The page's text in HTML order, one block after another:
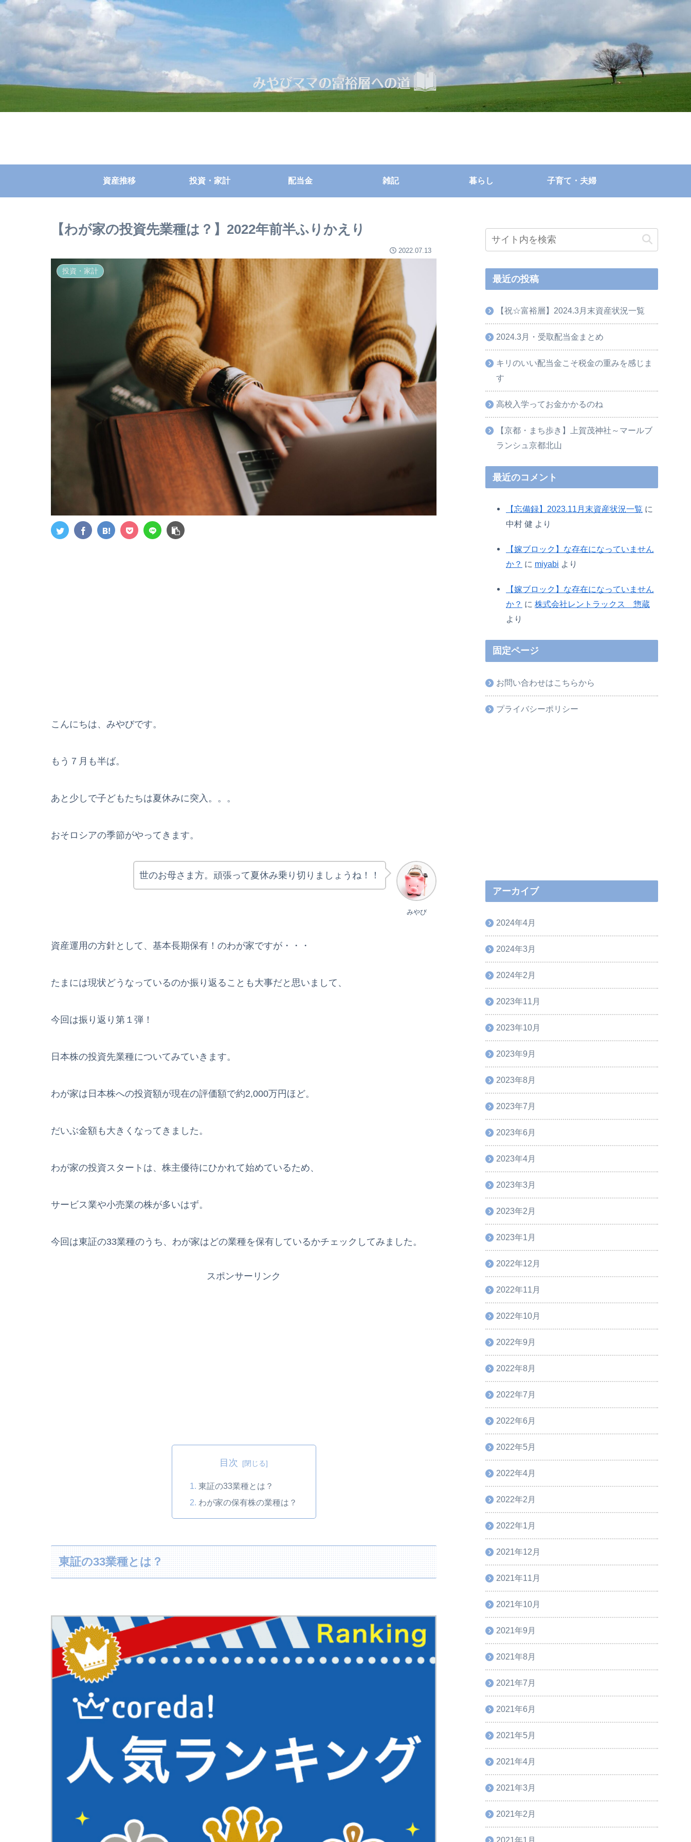
資産推移 投資・家計 配当金 雑記 暮らし 子育て・夫婦
【わが家の投資先業種は？】2022年前半ふりかえり
2022.07.13
投資・家計
こんにちは、みやびです。
もう７月も半ば。
あと少しで子どもたちは夏休みに突入。。。
おそロシアの季節がやってきます。
みやび
世のお母さま方。頑張って夏休み乗り切りましょうね！！
資産運用の方針として、基本長期保有！のわが家ですが・・・
たまには現状どうなっているのか振り返ることも大事だと思いまして、
今回は振り返り第１弾！
日本株の投資先業種についてみていきます。
わが家は日本株への投資額が現在の評価額で約2,000万円ほど。
だいぶ金額も大きくなってきました。
わが家の投資スタートは、株主優待にひかれて始めているため、
サービス業や小売業の株が多いはず。
今回は東証の33業種のうち、わが家はどの業種を保有しているかチェックしてみました。
スポンサーリンク
目次
東証の33業種とは？
わが家の保有株の業種は？
東証の33業種とは？
最近の投稿
【祝☆富裕層】2024.3月末資産状況一覧
2024.3月・受取配当金まとめ
キリのいい配当金こそ税金の重みを感じま
す
高校入学ってお金かかるのね
【京都・まち歩き】上賀茂神社～マールブ
ランシュ京都北山
最近のコメント
【忘備録】2023.11月末資産状況一覧 に
中村 健 より
【嫁ブロック】な存在になっていません
か？ に miyabi より
【嫁ブロック】な存在になっていません
か？ に 株式会社レントラックス 惣蔵
より
固定ページ
お問い合わせはこちらから
プライバシーポリシー
アーカイブ
2024年4月
2024年3月
2024年2月
2023年11月
2023年10月
2023年9月
2023年8月
2023年7月
2023年6月
2023年4月
2023年3月
2023年2月
2023年1月
2022年12月
2022年11月
2022年10月
2022年9月
2022年8月
2022年7月
2022年6月
2022年5月
2022年4月
2022年2月
2022年1月
2021年12月
2021年11月
2021年10月
2021年9月
2021年8月
2021年7月
2021年6月
2021年5月
2021年4月
2021年3月
2021年2月